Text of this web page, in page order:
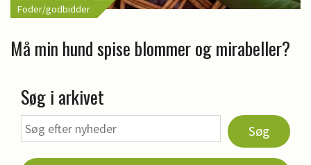
Foder/godbidder
Må min hund spise blommer og mirabeller?
Søg i arkivet
Søg